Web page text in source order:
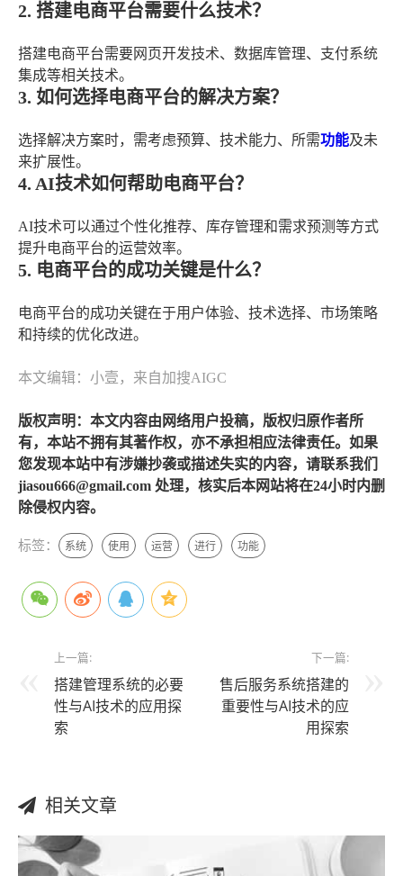
2. 搭建电商平台需要什么技术？
搭建电商平台需要网页开发技术、数据库管理、支付系统
集成等相关技术。
3. 如何选择电商平台的解决方案？
选择解决方案时，需考虑预算、技术能力、所需功能及未
来扩展性。
4. AI技术如何帮助电商平台？
AI技术可以通过个性化推荐、库存管理和需求预测等方式
提升电商平台的运营效率。
5. 电商平台的成功关键是什么？
电商平台的成功关键在于用户体验、技术选择、市场策略
和持续的优化改进。
本文编辑：小壹，来自加搜AIGC
版权声明：本文内容由网络用户投稿，版权归原作者所
有，本站不拥有其著作权，亦不承担相应法律责任。如果
您发现本站中有涉嫌抄袭或描述失实的内容，请联系我们
jiasou666@gmail.com 处理，核实后本网站将在24小时内删
除侵权内容。
标签： 系统 使用 运营 进行 功能
上一篇:
搭建管理系统的必要
性与AI技术的应用探
索
下一篇:
售后服务系统搭建的
重要性与AI技术的应
用探索
相关文章